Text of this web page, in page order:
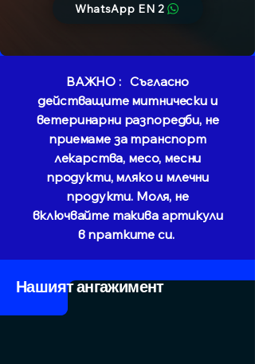
WhatsApp EN 2
ВАЖНО : Съгласно
действащите митнически и
ветеринарни разпоредби, не
приемаме за транспорт
лекарства, месо, месни
продукти, мляко и млечни
продукти. Моля, не
включвайте такива артикули
в пратките си.
Нашият ангажимент